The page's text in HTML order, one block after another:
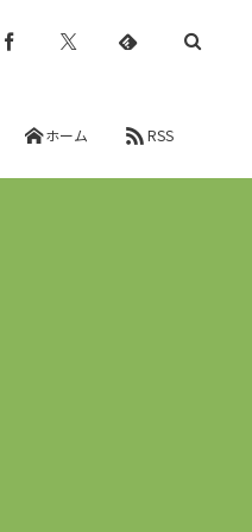
ホーム RSS